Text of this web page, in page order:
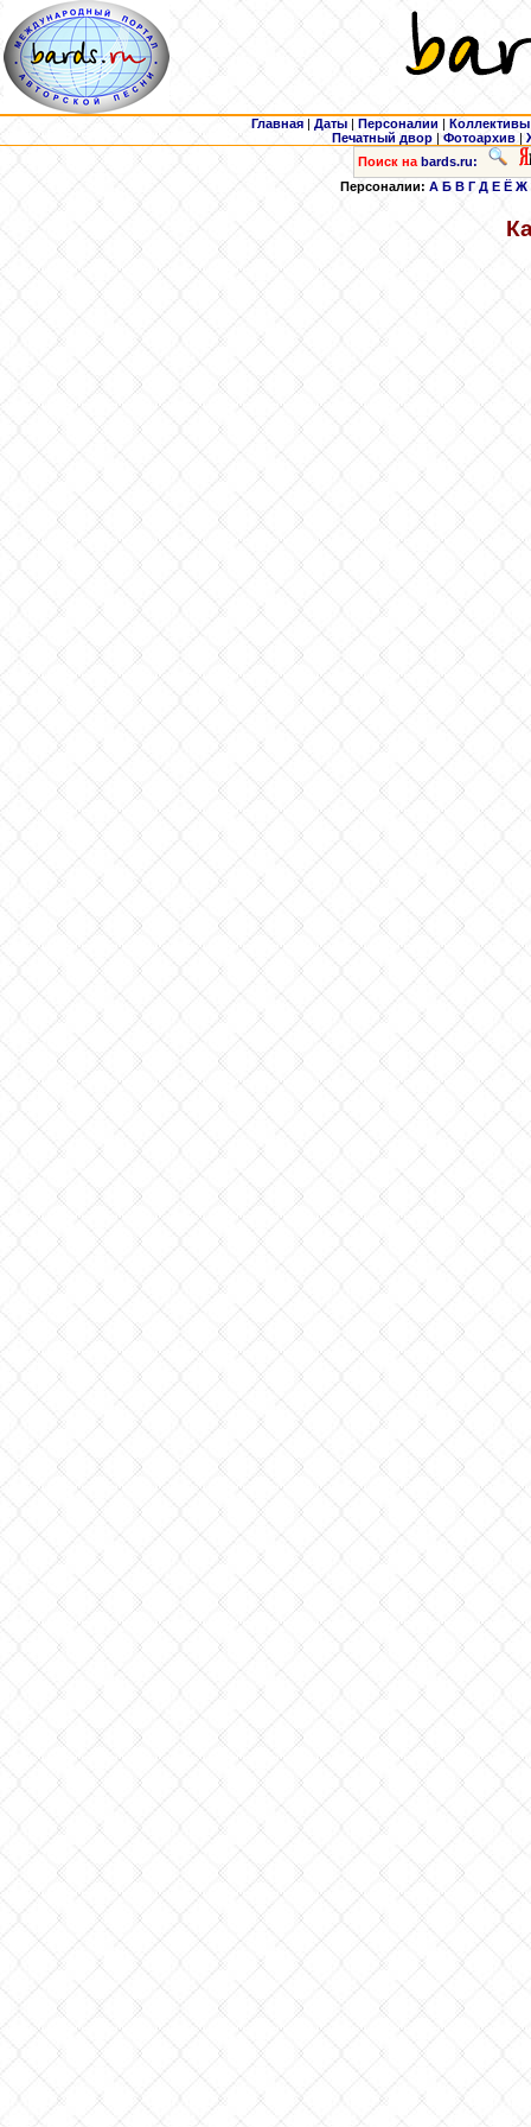
Главная | Даты | Персоналии | Коллективы
Печатный двор |Фотоархив |
Поиск на bards.ru:
Персоналии: А Б В Г Д Е Ё Ж